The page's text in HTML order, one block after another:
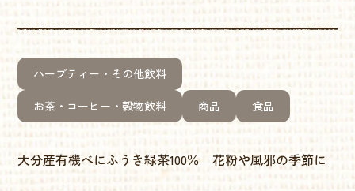
ハーブティー・その他飲料
お茶・コーヒー・穀物飲料 商品 食品
大分産有機べにふうき緑茶100％ 花粉や風邪の季節に